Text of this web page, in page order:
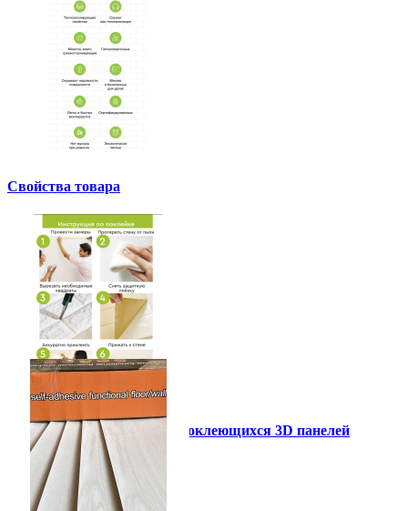
Свойства товара
Инструкция установки самоклеющихся 3D панелей
Другие так же купили